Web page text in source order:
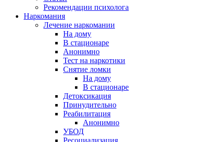
Рекомендации психолога
Наркомания
Лечение наркомании
На дому
В стационаре
Анонимно
Тест на наркотики
Снятие ломки
На дому
В стационаре
Детоксикация
Принудительно
Реабилитация
Анонимно
УБОД
Ресоциализация